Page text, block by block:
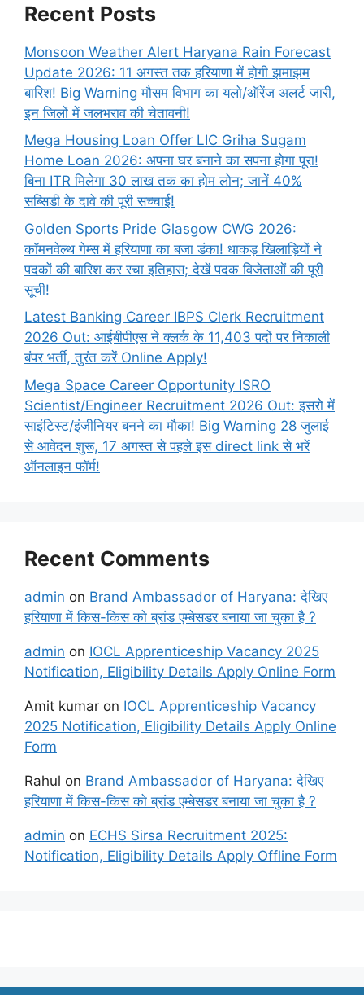
Recent Posts
Monsoon Weather Alert Haryana Rain Forecast
Update 2026: 11 अगस्त तक हरियाणा में होगी झमाझम
बारिश! Big Warning मौसम विभाग का यलो/ऑरेंज अलर्ट जारी,
इन जिलों में जलभराव की चेतावनी!
Mega Housing Loan Offer LIC Griha Sugam
Home Loan 2026: अपना घर बनाने का सपना होगा पूरा!
बिना ITR मिलेगा 30 लाख तक का होम लोन; जानें 40%
सब्सिडी के दावे की पूरी सच्चाई!
Golden Sports Pride Glasgow CWG 2026:
कॉमनवेल्थ गेम्स में हरियाणा का बजा डंका! धाकड़ खिलाड़ियों ने
पदकों की बारिश कर रचा इतिहास; देखें पदक विजेताओं की पूरी
सूची!
Latest Banking Career IBPS Clerk Recruitment
2026 Out: आईबीपीएस ने क्लर्क के 11,403 पदों पर निकाली
बंपर भर्ती, तुरंत करें Online Apply!
Mega Space Career Opportunity ISRO
Scientist/Engineer Recruitment 2026 Out: इसरो में
साइंटिस्ट/इंजीनियर बनने का मौका! Big Warning 28 जुलाई
से आवेदन शुरू, 17 अगस्त से पहले इस direct link से भरें
ऑनलाइन फॉर्म!
Recent Comments
admin on Brand Ambassador of Haryana: देखिए
हरियाणा में किस-किस को ब्रांड एम्बेसडर बनाया जा चुका है ?
admin on IOCL Apprenticeship Vacancy 2025
Notification, Eligibility Details Apply Online Form
Amit kumar on IOCL Apprenticeship Vacancy
2025 Notification, Eligibility Details Apply Online
Form
Rahul on Brand Ambassador of Haryana: देखिए
हरियाणा में किस-किस को ब्रांड एम्बेसडर बनाया जा चुका है ?
admin on ECHS Sirsa Recruitment 2025:
Notification, Eligibility Details Apply Offline Form